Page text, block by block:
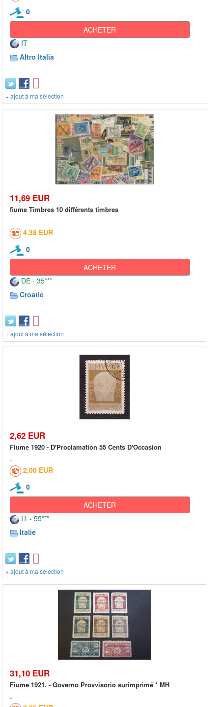
0
ACHETER
IT
Altro Italia
+ ajout à ma sélection
11,69 EUR
fiume Timbres 10 différents timbres
4,38 EUR
0
ACHETER
DE - 35***
Croatie
+ ajout à ma sélection
2,62 EUR
Fiume 1920 - D'Proclamation 55 Cents D'Occasion
2,00 EUR
0
ACHETER
IT - 55***
Italie
+ ajout à ma sélection
31,10 EUR
Fiume 1921. - Governo Provvisorio surimprimé * MH